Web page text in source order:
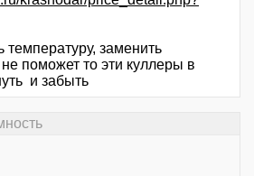
температуру, заменить
поможет то эти куллеры в
и забыть